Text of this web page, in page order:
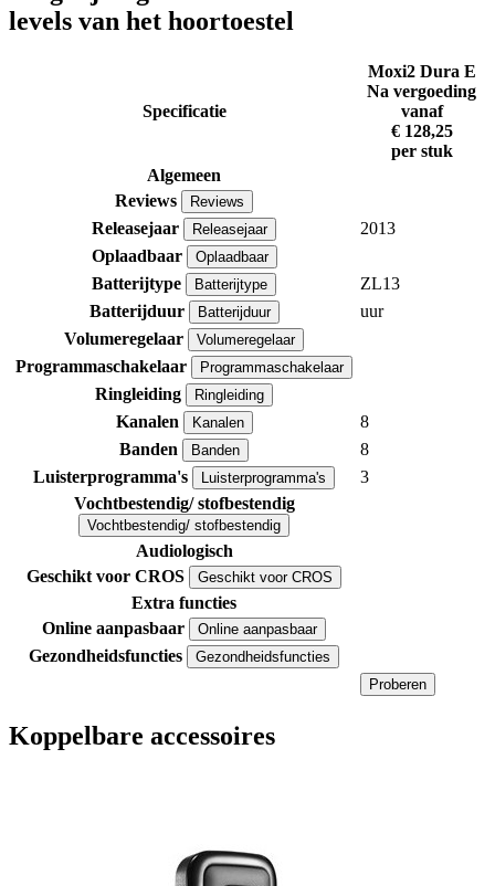
levels van het hoortoestel
Specificatie
Moxi2 Dura E
Na vergoeding
vanaf
€ 128,25
per stuk
Algemeen
Reviews
Reviews
Releasejaar Releasejaar
2013
Oplaadbaar
Oplaadbaar
Batterijtype Batterijtype
ZL13
Batterijduur
Batterijduur
uur
Volumeregelaar
Volumeregelaar
Programmaschakelaar Programmaschakelaar
Ringleiding Ringleiding
Kanalen Kanalen
8
Banden
Banden
8
Luisterprogramma's
Luisterprogramma's
3
Vochtbestendig/ stofbestendig
Vochtbestendig/ stofbestendig
Audiologisch
Geschikt voor CROS
Geschikt voor CROS
Extra functies
Online aanpasbaar
Online aanpasbaar
Gezondheidsfuncties
Gezondheidsfuncties
Proberen
Koppelbare accessoires